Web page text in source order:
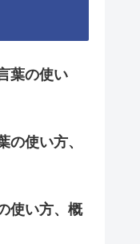
葉の使い
の使い方、
使い方、概